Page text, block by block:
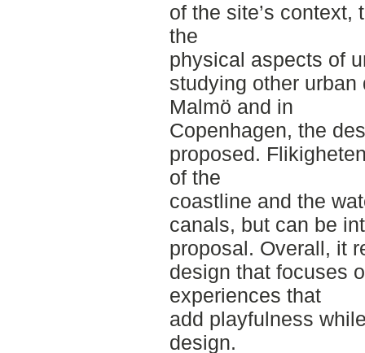
of the site’s context,
the
physical aspects of
studying other
Malmö and in
Copenhagen, the
proposed.
of the
coastline and the
canals, but can be
proposal. Overall, it
design that focuses
experiences that
add playfulness
design.